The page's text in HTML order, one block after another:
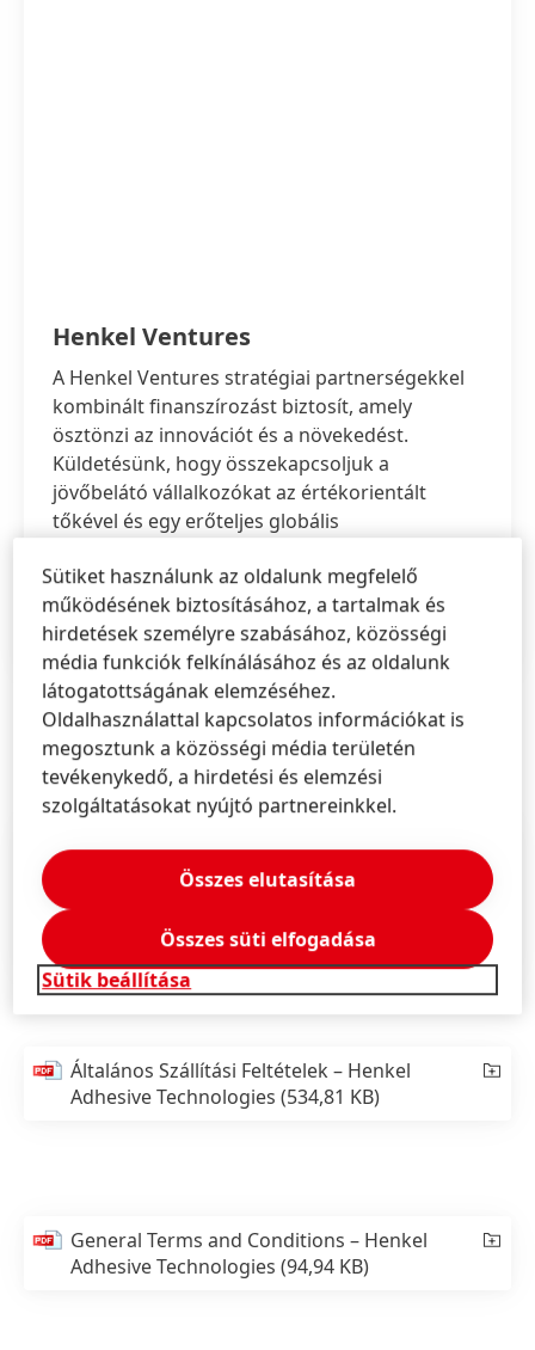
Henkel Ventures
A Henkel Ventures stratégiai partnerségekkel
kombinált finanszírozást biztosít, amely
ösztönzi az innovációt és a növekedést.
Küldetésünk, hogy összekapcsoljuk a
jövőbelátó vállalkozókat az értékorientált
tőkével és egy erőteljes globális
társinnovációkat.
WWW.HENKEL-VENTURES.COM
Vállalati partnereinknek szóló
adatvédelmi tájékoztató
TUDJON MEG TÖBBET
Általános Szállítási Feltételek – Henkel
Adhesive Technologies(534,81 KB)
General Terms and Conditions – Henkel
Adhesive Technologies(94,94 KB)
Sütiket használunk az oldalunk megfelelő
működésének biztosításához, a tartalmak és
hirdetések személyre szabásához, közösségi
média funkciók felkínálásához és az oldalunk
látogatottságának elemzéséhez.
Oldalhasználattal kapcsolatos információkat is
megosztunk a közösségi média területén
tevékenykedő, a hirdetési és elemzési
szolgáltatásokat nyújtó partnereinkkel.
Sütik beállítása
Összes elutasítása
Összes süti elfogadása